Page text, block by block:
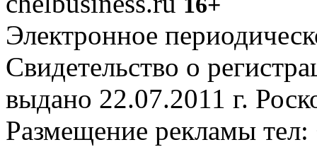
Электронное
Свидетельство о
выдано 22.07.2011 г.
Размещение рекламы